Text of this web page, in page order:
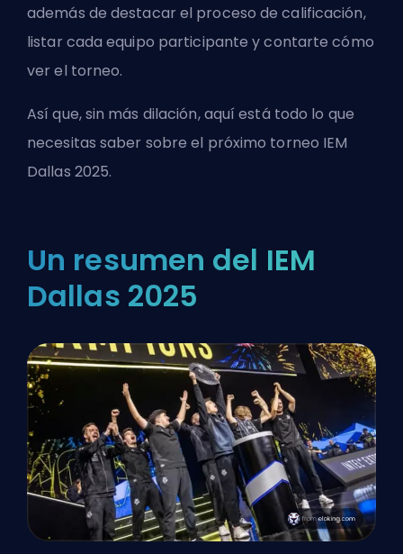
además de destacar el proceso de calificación,
listar cada equipo participante y contarte cómo
ver el torneo.
Así que, sin más dilación, aquí está todo lo que
necesitas saber sobre el próximo torneo IEM
Dallas 2025.
Un resumen del IEM
Dallas 2025